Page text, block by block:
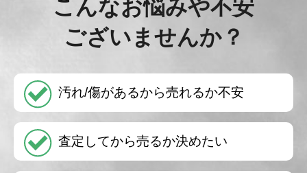
こんなお悩みや不安
ございませんか？
汚れ/傷があるから売れるか不安
査定してから売るか決めたい